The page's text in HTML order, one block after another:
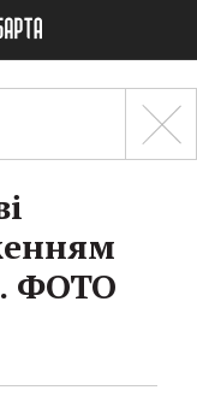
ФОТО